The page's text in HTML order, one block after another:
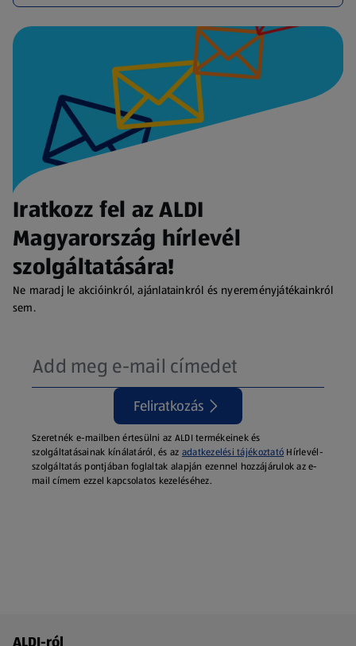
Iratkozz fel az ALDI
Magyarország hírlevél
szolgáltatására!
Ne maradj le akcióinkról, ajánlatainkról és nyereményjátékainkról
sem.
Feliratkozás
Szeretnék e-mailben értesülni az ALDI termékeinek és
szolgáltatásainak kínálatáról, és az adatkezelési tájékoztató Hírlevél-
szolgáltatás pontjában foglaltak alapján ezennel hozzájárulok az e-
mail címem ezzel kapcsolatos kezeléséhez.
Láblécmenü - további linkek